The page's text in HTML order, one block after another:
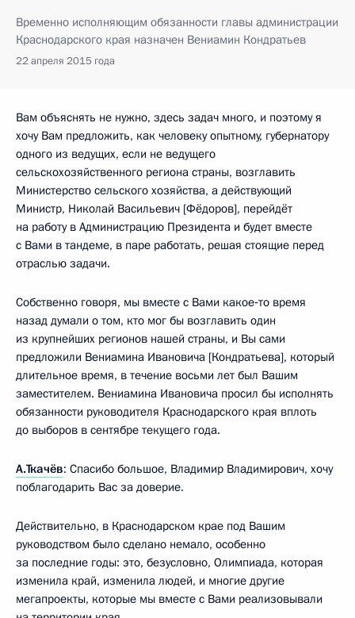
Временно исполняющим обязанности главы администрации
Краснодарского края назначен Вениамин Кондратьев
22 апреля 2015 года
Вам объяснять не нужно, здесь задач много, и поэтому я
хочу Вам предложить, как человеку опытному, губернатору
одного из ведущих, если не ведущего
сельскохозяйственного региона страны, возглавить
Министерство сельского хозяйства, а действующий
Министр, Николай Васильевич [Фёдоров], перейдёт
на работу в Администрацию Президента и будет вместе
с Вами в тандеме, в паре работать, решая стоящие перед
отраслью задачи.
Собственно говоря, мы вместе с Вами какое‑то время
назад думали о том, кто мог бы возглавить один
из крупнейших регионов нашей страны, и Вы сами
предложили Вениамина Ивановича [Кондратьева], который
длительное время, в течение восьми лет был Вашим
заместителем. Вениамина Ивановича просил бы исполнять
обязанности руководителя Краснодарского края вплоть
до выборов в сентябре текущего года.
А.Ткачёв: Спасибо большое, Владимир Владимирович, хочу
поблагодарить Вас за доверие.
Действительно, в Краснодарском крае под Вашим
руководством было сделано немало, особенно
за последние годы: это, безусловно, Олимпиада, которая
изменила край, изменила людей, и многие другие
мегапроекты, которые мы вместе с Вами реализовывали